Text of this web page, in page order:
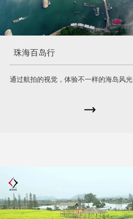
珠海百岛行
通过航拍的视觉，体验不一样的海岛风光